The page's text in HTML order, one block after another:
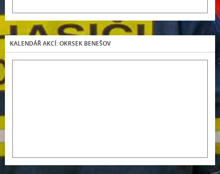
KALENDÁŘ AKCÍ: OKRSEK BENEŠOV